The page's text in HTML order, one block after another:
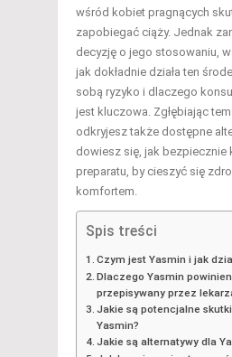
wśród kobiet pragnących
zapobiegać ciąży. Jednak
decyzję o jego stosowaniu,
jak dokładnie działa ten
sobą ryzyko i dlaczego
jest kluczowa. Zgłębiając
odkryjesz także dostępne
dowiesz się, jak bezpiecznie
preparatu, by cieszyć się
komfortem.
Spis treści
Czym jest Yasmin i jak
Dlaczego Yasmin
przepisywany przez
Jakie są potencjalne
Yasmin?
Jakie są alternatywy dla